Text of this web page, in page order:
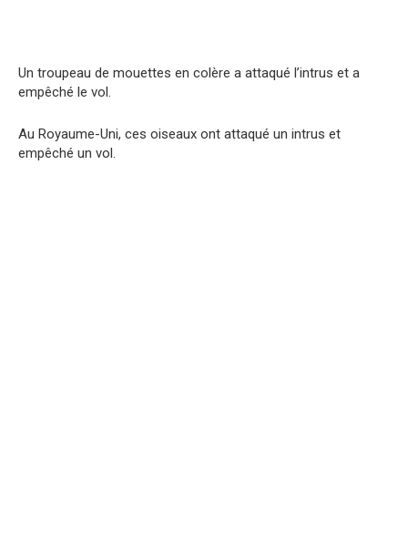
Un troupeau de mouettes en colère a attaqué l’intrus et a
empêché le vol.
Au Royaume-Uni, ces oiseaux ont attaqué un intrus et
empêché un vol.